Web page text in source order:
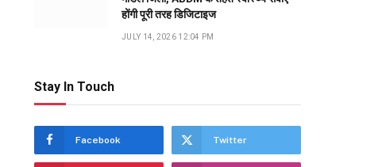
होंगी पूरी तरह डिजिटाइज
JULY 14, 2026 12:04 PM
Stay In Touch
Facebook Twitter